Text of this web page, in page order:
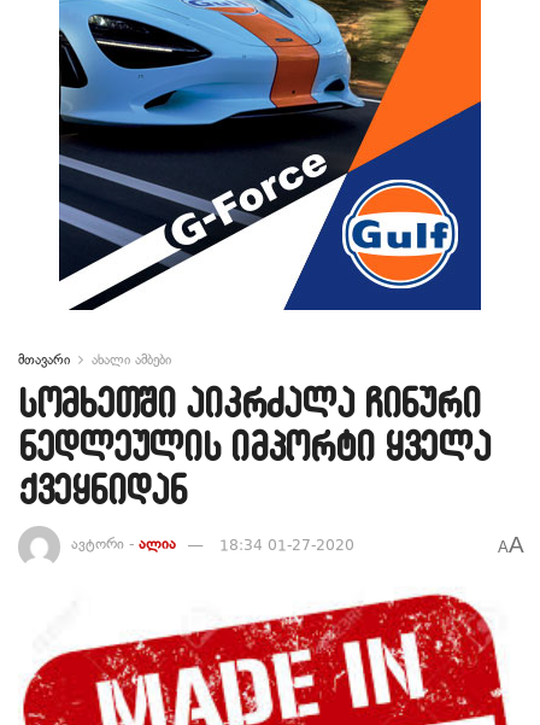
მთავარი ახალი ამბები
სომხეთში აიკრძალა ჩინური
ნედლეულის იმპორტი ყველა
ქვეყნიდან
ავტორი - ალია 18:34 01-27-2020 AA